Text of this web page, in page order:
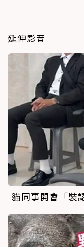
延伸影音
貓同事開會「裝